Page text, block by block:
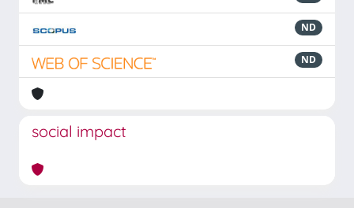
ND
ND
social impact